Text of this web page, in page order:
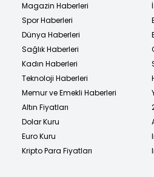
Magazin Haberleri
Spor Haberleri
Dünya Haberleri
Sağlık Haberleri
Kadın Haberleri
Teknoloji Haberleri
Memur ve Emekli Haberleri
Altın Fiyatları
Dolar Kuru
Euro Kuru
Kripto Para Fiyatları